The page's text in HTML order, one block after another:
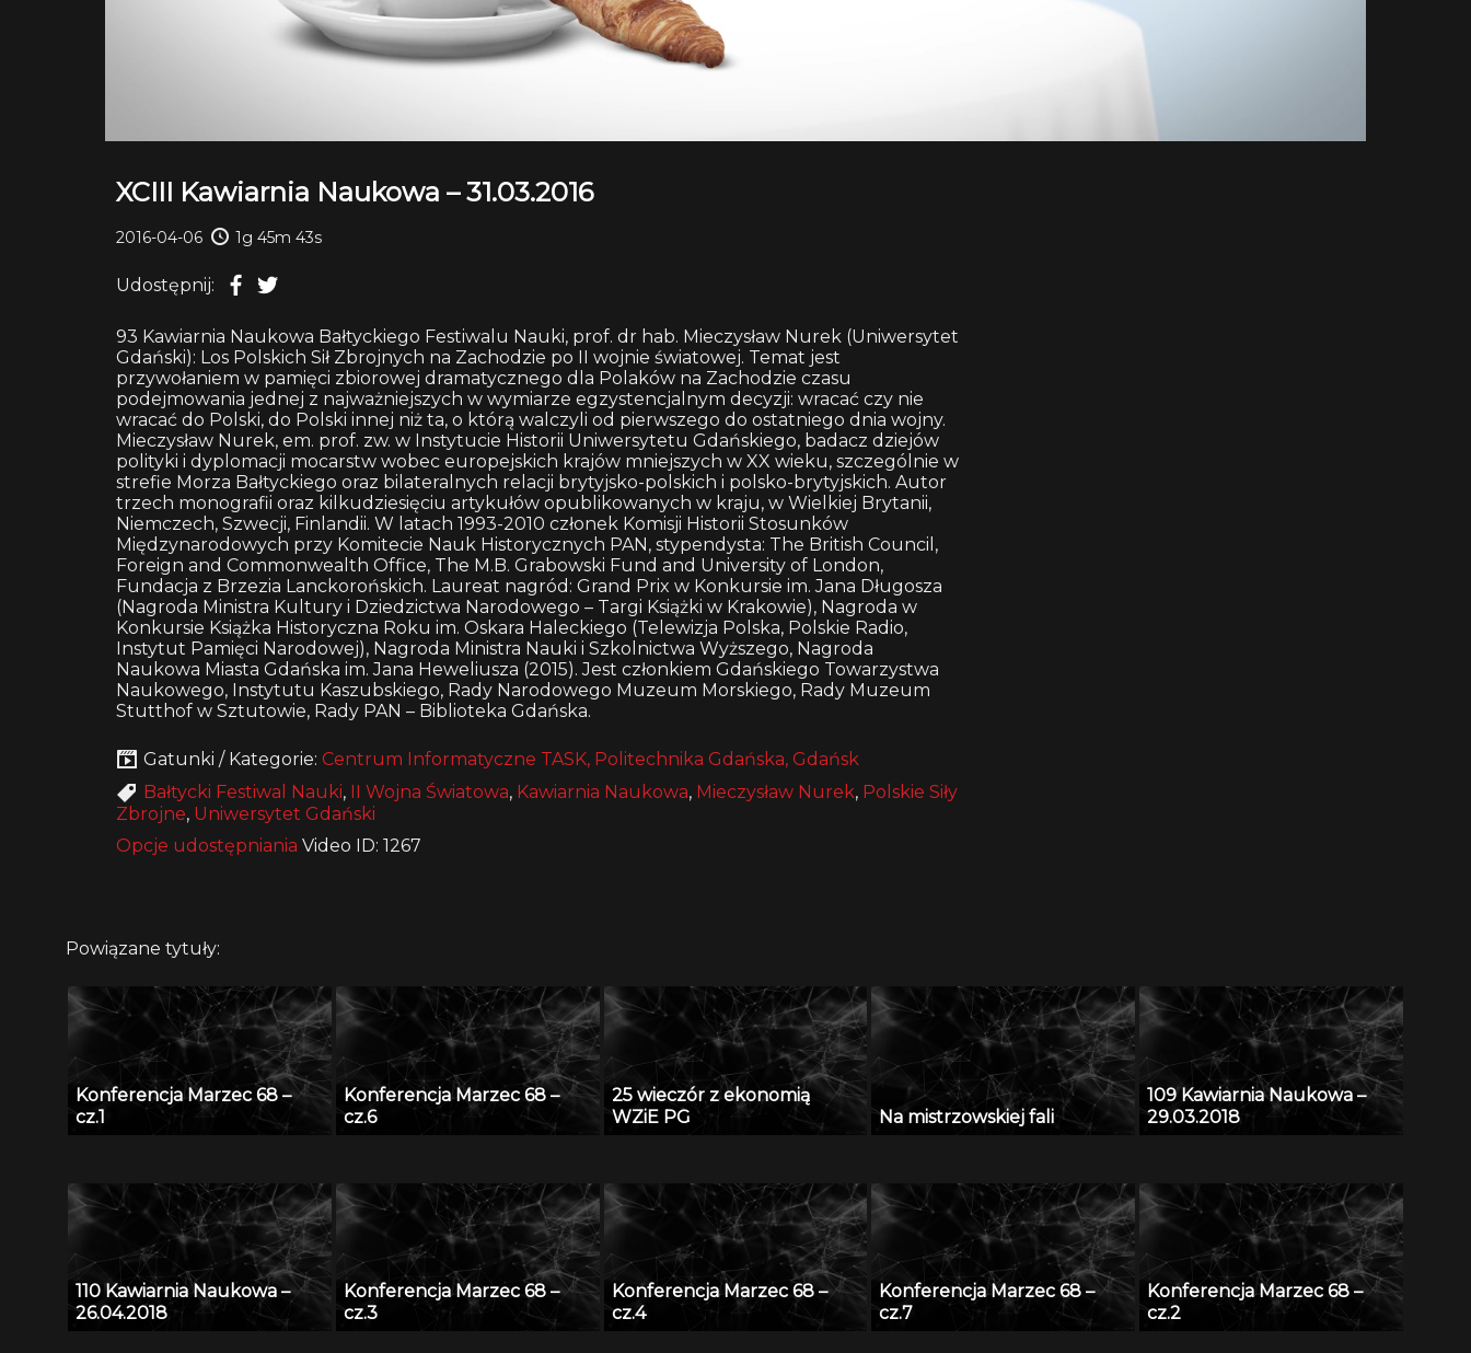
XCIII Kawiarnia Naukowa – 31.03.2016
2016-04-06 1g 45m 43s
Udostępnij:
93 Kawiarnia Naukowa Bałtyckiego Festiwalu Nauki, prof. dr hab. Mieczysław Nurek (Uniwersytet
Gdański): Los Polskich Sił Zbrojnych na Zachodzie po II wojnie światowej. Temat jest
przywołaniem w pamięci zbiorowej dramatycznego dla Polaków na Zachodzie czasu
podejmowania jednej z najważniejszych w wymiarze egzystencjalnym decyzji: wracać czy nie
wracać do Polski, do Polski innej niż ta, o którą walczyli od pierwszego do ostatniego dnia wojny.
Mieczysław Nurek, em. prof. zw. w Instytucie Historii Uniwersytetu Gdańskiego, badacz dziejów
polityki i dyplomacji mocarstw wobec europejskich krajów mniejszych w XX wieku, szczególnie w
strefie Morza Bałtyckiego oraz bilateralnych relacji brytyjsko-polskich i polsko-brytyjskich. Autor
trzech monografii oraz kilkudziesięciu artykułów opublikowanych w kraju, w Wielkiej Brytanii,
Niemczech, Szwecji, Finlandii. W latach 1993-2010 członek Komisji Historii Stosunków
Międzynarodowych przy Komitecie Nauk Historycznych PAN, stypendysta: The British Council,
Foreign and Commonwealth Office, The M.B. Grabowski Fund and University of London,
Fundacja z Brzezia Lanckorońskich. Laureat nagród: Grand Prix w Konkursie im. Jana Długosza
(Nagroda Ministra Kultury i Dziedzictwa Narodowego – Targi Książki w Krakowie), Nagroda w
Konkursie Książka Historyczna Roku im. Oskara Haleckiego (Telewizja Polska, Polskie Radio,
Instytut Pamięci Narodowej), Nagroda Ministra Nauki i Szkolnictwa Wyższego, Nagroda
Naukowa Miasta Gdańska im. Jana Heweliusza (2015). Jest członkiem Gdańskiego Towarzystwa
Naukowego, Instytutu Kaszubskiego, Rady Narodowego Muzeum Morskiego, Rady Muzeum
Stutthof w Sztutowie, Rady PAN – Biblioteka Gdańska.
Gatunki / Kategorie: Centrum Informatyczne TASK, Politechnika Gdańska, Gdańsk
Bałtycki Festiwal Nauki, II Wojna Światowa, Kawiarnia Naukowa, Mieczysław Nurek, Polskie Siły
Zbrojne, Uniwersytet Gdański
Opcje udostępniania Video ID: 1267
Powiązane tytuły:
Konferencja Marzec 68 –
cz.1
Konferencja Marzec 68 –
cz.6
25 wieczór z ekonomią
WZiE PG
Na mistrzowskiej fali
109 Kawiarnia Naukowa –
29.03.2018
110 Kawiarnia Naukowa –
26.04.2018
Konferencja Marzec 68 –
cz.3
Konferencja Marzec 68 –
cz.4
Konferencja Marzec 68 –
cz.7
Konferencja Marzec 68 –
cz.2